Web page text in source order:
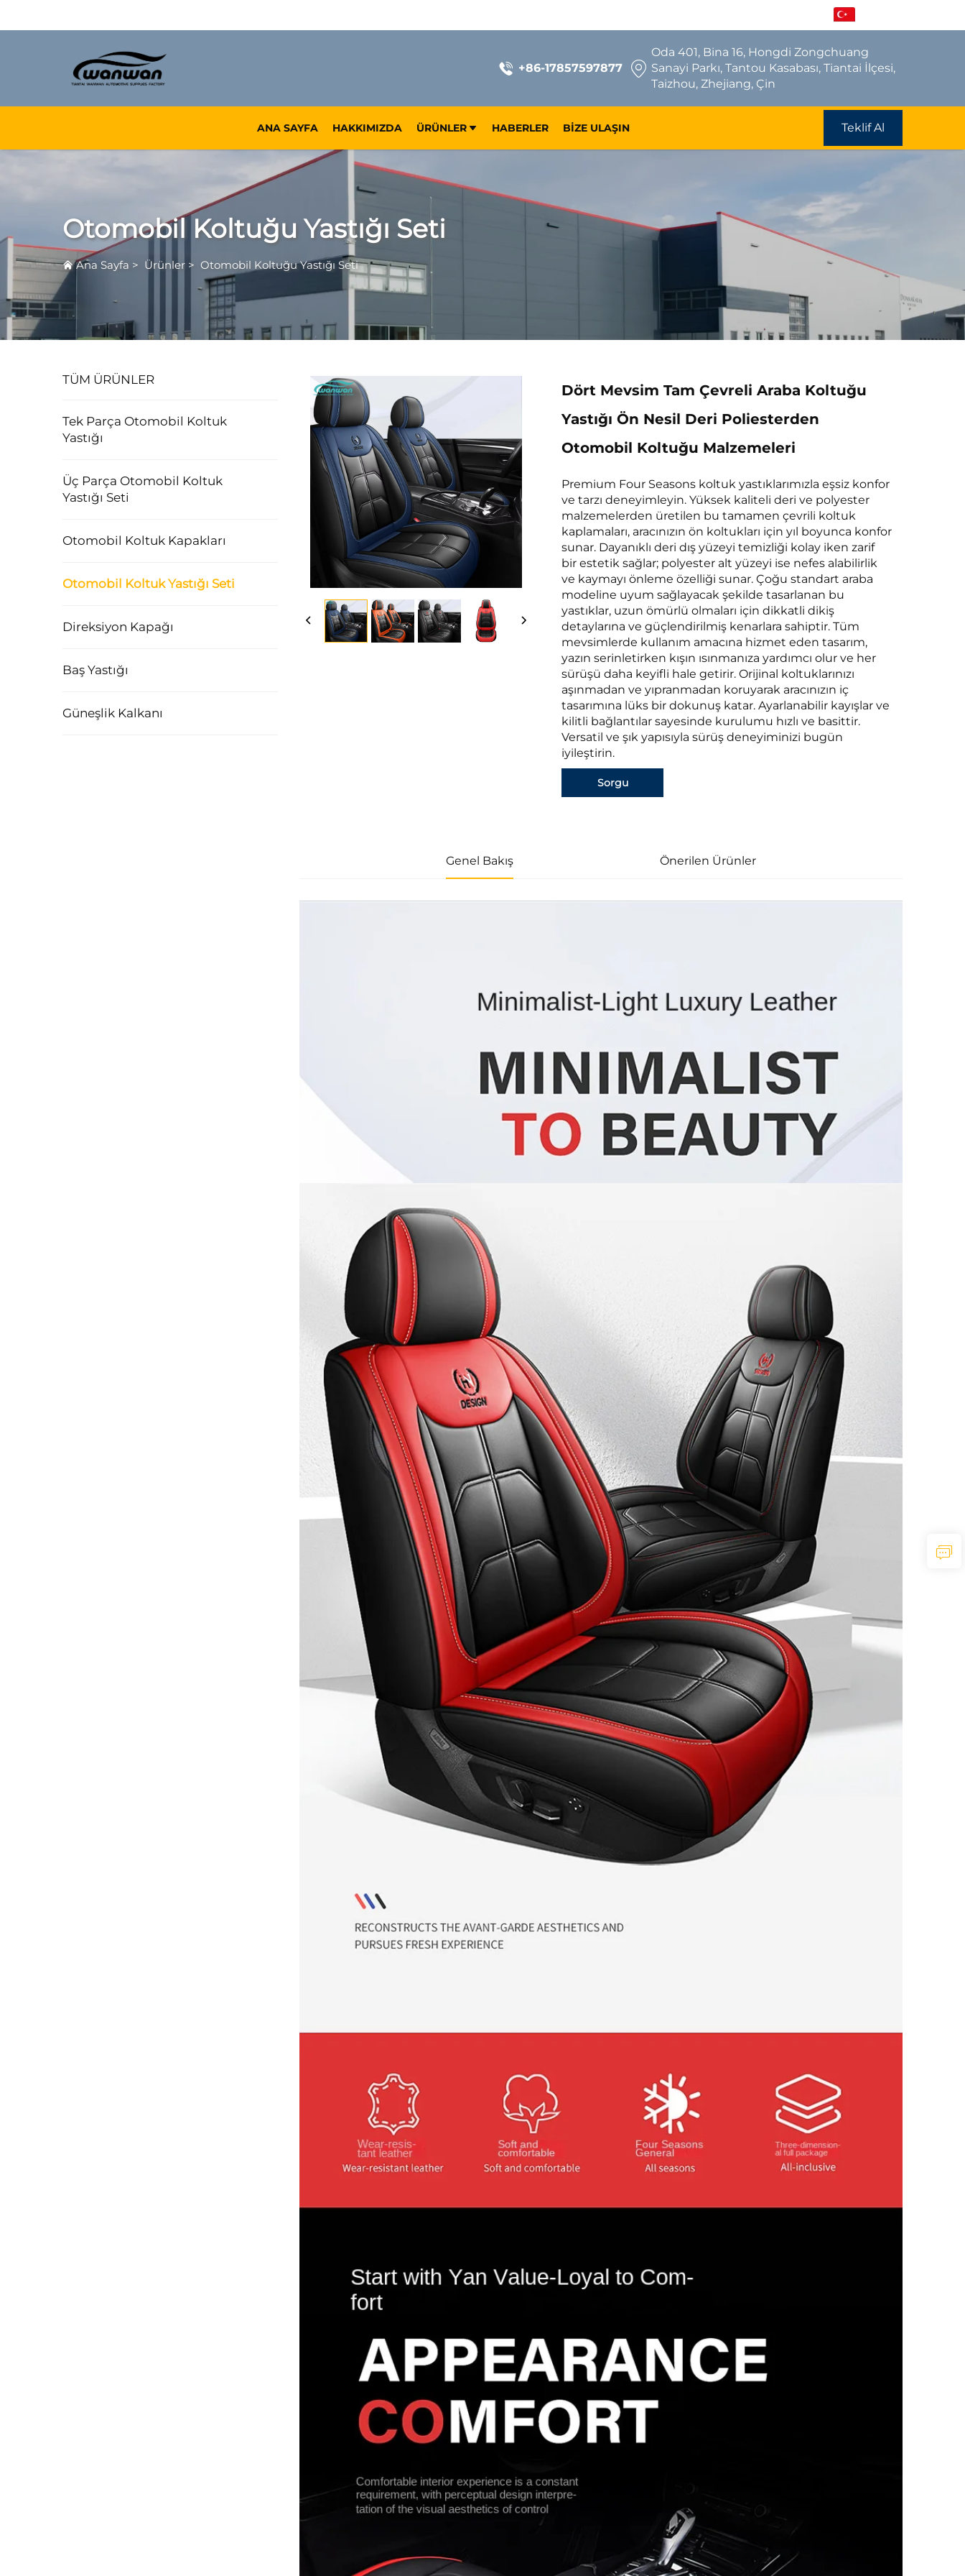
+86-17857597877
Oda 401, Bina 16, Hongdi Zongchuang
Sanayi Parkı, Tantou Kasabası, Tiantai İlçesi,
Taizhou, Zhejiang, Çin
ANA SAYFA HAKKIMIZDA ÜRÜNLER HABERLER BIZE ULAŞIN Teklif Al
Otomobil Koltuğu Yastığı Seti
Ana Sayfa > Ürünler > Otomobil Koltuğu Yastığı Seti
TÜM ÜRÜNLER
Tek Parça Otomobil Koltuk
Yastığı
Üç Parça Otomobil Koltuk
Yastığı Seti
Otomobil Koltuk Kapakları
Otomobil Koltuk Yastığı Seti
Direksiyon Kapağı
Baş Yastığı
Güneşlik Kalkanı
Dört Mevsim Tam Çevreli Araba Koltuğu
Yastığı Ön Nesil Deri Poliesterden
Otomobil Koltuğu Malzemeleri
Premium Four Seasons koltuk yastıklarımızla eşsiz konfor
ve tarzı deneyimleyin. Yüksek kaliteli deri ve polyester
malzemelerden üretilen bu tamamen çevrili koltuk
kaplamaları, aracınızın ön koltukları için yıl boyunca konfor
sunar. Dayanıklı deri dış yüzeyi temizliği kolay iken zarif
bir estetik sağlar; polyester alt yüzeyi ise nefes alabilirlik
ve kaymayı önleme özelliği sunar. Çoğu standart araba
modeline uyum sağlayacak şekilde tasarlanan bu
yastıklar, uzun ömürlü olmaları için dikkatli dikiş
detaylarına ve güçlendirilmiş kenarlara sahiptir. Tüm
mevsimlerde kullanım amacına hizmet eden tasarım,
yazın serinletirken kışın ısınmanıza yardımcı olur ve her
sürüşü daha keyifli hale getirir. Orijinal koltuklarınızı
aşınmadan ve yıpranmadan koruyarak aracınızın iç
tasarımına lüks bir dokunuş katar. Ayarlanabilir kayışlar ve
kilitli bağlantılar sayesinde kurulumu hızlı ve basittir.
Versatil ve şık yapısıyla sürüş deneyiminizi bugün
iyileştirin.
Sorgu
Genel Bakış Önerilen Ürünler